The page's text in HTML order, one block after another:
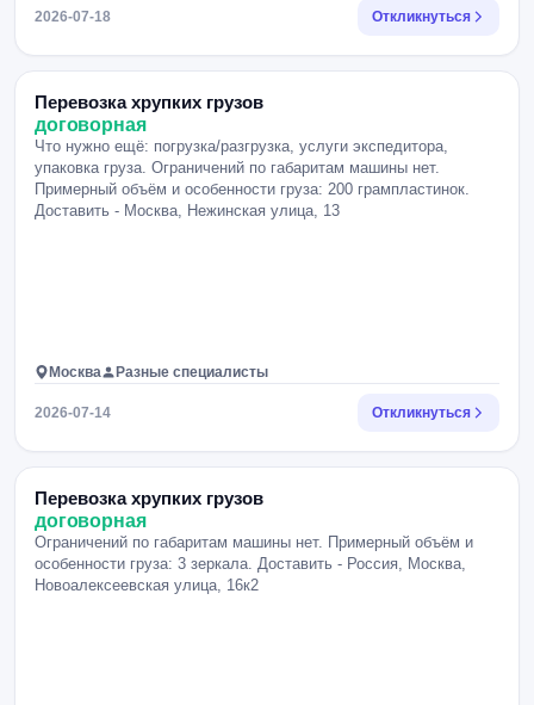
2026-07-18 Откликнуться
Перевозка хрупких грузов
договорная
Что нужно ещё: погрузка/разгрузка, услуги экспедитора,
упаковка груза. Ограничений по габаритам машины нет.
Примерный объём и особенности груза: 200 грампластинок.
Доставить - Москва, Нежинская улица, 13
Москва Разные специалисты
2026-07-14 Откликнуться
Перевозка хрупких грузов
договорная
Ограничений по габаритам машины нет. Примерный объём и
особенности груза: 3 зеркала. Доставить - Россия, Москва,
Новоалексеевская улица, 16к2